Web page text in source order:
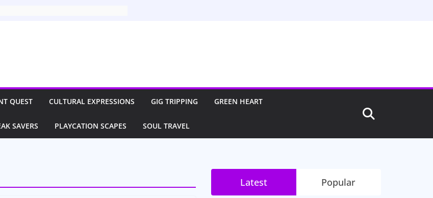
QUEST CULTURAL EXPRESSIONS GIG TRIPPING GREEN HEART
SAVERS PLAYCATION SCAPES SOUL TRAVEL
Latest Popular